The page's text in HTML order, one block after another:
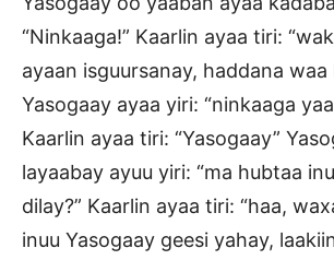
“Ninkaaga!” Kaarlin ayaa tiri:
ayaan isguursanay, haddana waa
Yasogaay ayaa yiri: “ninkaaga
Kaarlin ayaa tiri: “Yasogaay”
layaabay ayuu yiri: “ma hubtaa
dilay?” Kaarlin ayaa tiri: “haa,
inuu Yasogaay geesi yahay,